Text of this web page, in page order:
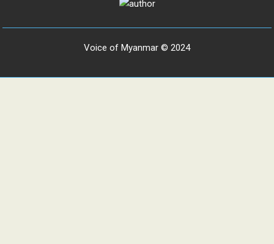
Voice of Myanmar © 2024